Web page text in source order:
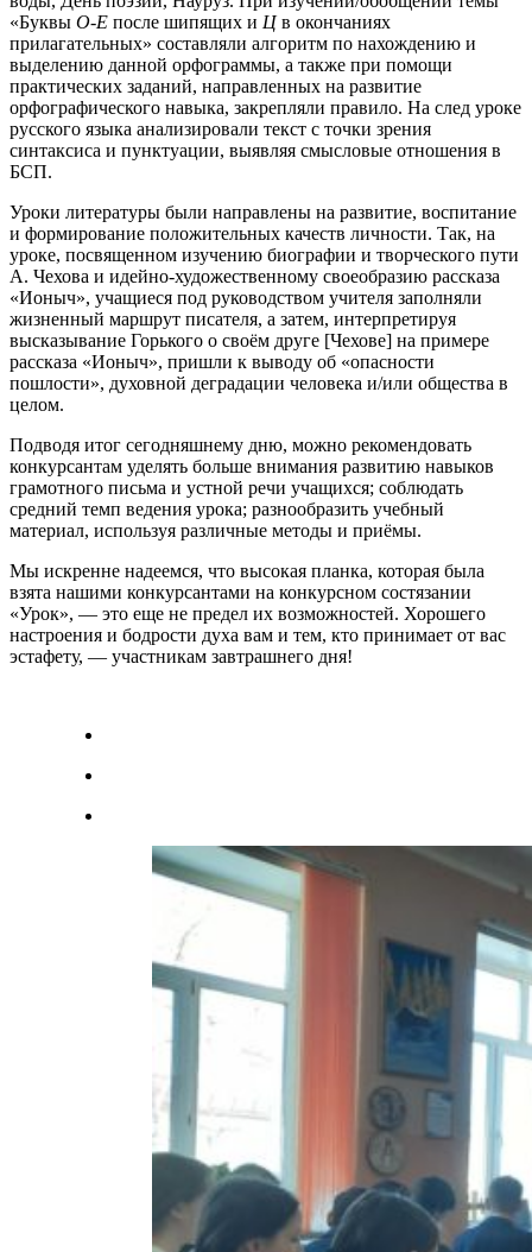
«Буквы О-Е после шипящих и Цв окончаниях
прилагательных» составляли алгоритм по нахождению и
выделению данной орфограммы, а также при помощи
практических заданий, направленных на развитие
орфографического навыка, закрепляли правило. На след уроке
русского языка анализировали текст с точки зрения
синтаксиса и пунктуации, выявляя смысловые отношения в
БСП.
Уроки литературы были направлены на развитие, воспитание
и формирование положительных качеств личности. Так, на
уроке, посвященном изучению биографии и творческого пути
А. Чехова и идейно-художественному своеобразию рассказа
«Ионыч», учащиеся под руководством учителя заполняли
жизненный маршрут писателя, а затем, интерпретируя
высказывание Горького о своём друге [Чехове] на примере
рассказа «Ионыч», пришли к выводу об «опасности
пошлости», духовной деградации человека и/или общества в
целом.
Подводя итог сегодняшнему дню, можно рекомендовать
конкурсантам уделять больше внимания развитию навыков
грамотного письма и устной речи учащихся; соблюдать
средний темп ведения урока; разнообразить учебный
материал, используя различные методы и приёмы.
Мы искренне надеемся, что высокая планка, которая была
взята нашими конкурсантами на конкурсном состязании
«Урок», — это еще не предел их возможностей. Хорошего
настроения и бодрости духа вам и тем, кто принимает от вас
эстафету, — участникам завтрашнего дня!